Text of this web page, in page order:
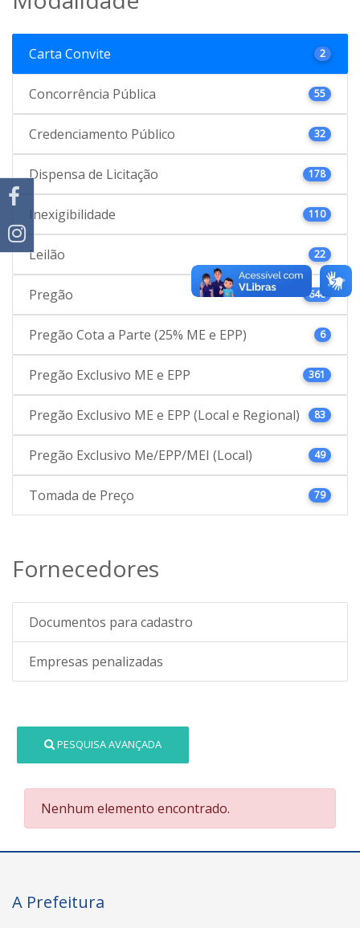
Carta Convite 2
Concorrência Pública 55
Credenciamento Público 32
Dispensa de Licitação 178
Inexigibilidade 110
Leilão 22
Pregão 646
Pregão Cota a Parte (25% ME e EPP) 6
Pregão Exclusivo ME e EPP 361
Pregão Exclusivo ME e EPP (Local e Regional) 83
Pregão Exclusivo Me/EPP/MEI (Local) 49
Tomada de Preço 79
Fornecedores
Documentos para cadastro
Empresas penalizadas
PESQUISA AVANÇADA
Nenhum elemento encontrado.
A Prefeitura